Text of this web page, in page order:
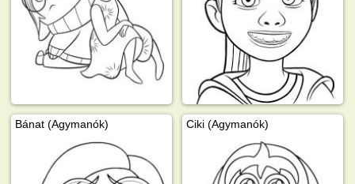
Bánat (Agymanók) Ciki (Agymanók)